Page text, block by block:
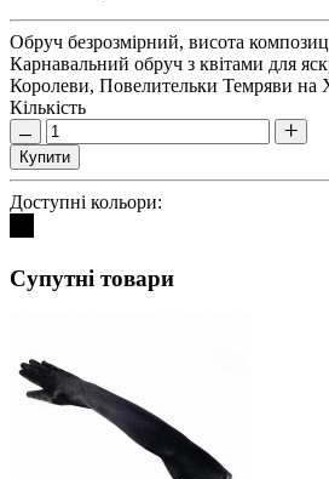
Обруч безрозмірний, висота
Карнавальний обруч з квітами для
Королеви, Повелительки Темряви на
Кількість
Купити
Доступні кольори:
Супутні товари